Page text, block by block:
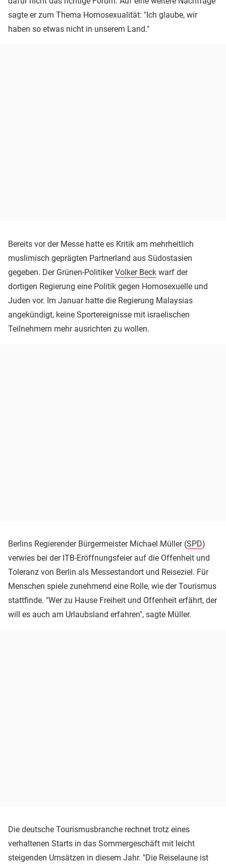
sagte er zum Thema Homosexualität: "Ich glaube, wir
haben so etwas nicht in unserem Land."
Bereits vor der Messe hatte es Kritik am mehrheitlich
muslimisch geprägten Partnerland aus Südostasien
gegeben. Der Grünen-PolitikerVolker Beck warf der
dortigen Regierung eine Politik gegen Homosexuelle und
Juden vor. Im Januar hatte die Regierung Malaysias
angekündigt, keine Sportereignisse mit israelischen
Teilnehmern mehr ausrichten zu wollen.
Berlins Regierender Bürgermeister Michael Müller (SPD)
verwies bei der ITB-Eröffnungsfeier auf die Offenheit und
Toleranz von Berlin als Messestandort und Reiseziel. Für
Menschen spiele zunehmend eine Rolle, wie der Tourismus
stattfinde. "Wer zu Hause Freiheit und Offenheit erfährt, der
will es auch am Urlaubsland erfahren", sagte Müller.
Die deutsche Tourismusbranche rechnet trotz eines
verhaltenen Starts in das Sommergeschäft mit leicht
steigenden Umsätzen in diesem Jahr. "Die Reiselaune ist